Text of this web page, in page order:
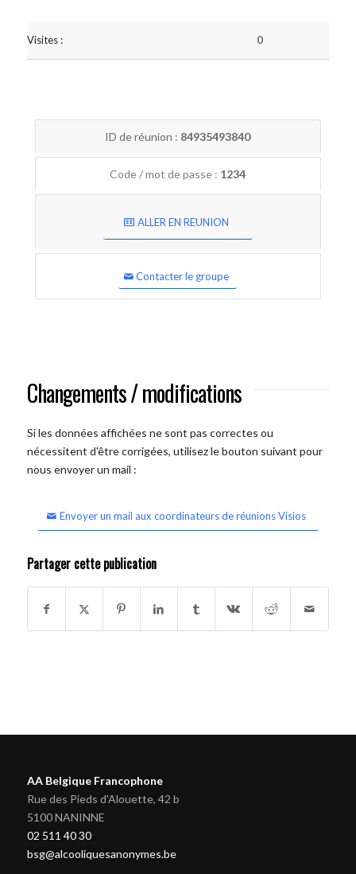
Visites : 0
ID de réunion : 84935493840
Code / mot de passe : 1234
ALLER EN REUNION
Contacter le groupe
Changements / modifications
Si les données affichées ne sont pas correctes ou
nécessitent d'être corrigées, utilisez le bouton suivant pour
nous envoyer un mail :
Envoyer un mail aux coordinateurs de réunions Visios
Partager cette publication
AA Belgique Francophone
Rue des Pieds d'Alouette, 42 b
5100 NANINNE
02 511 40 30
bsg@alcooliquesanonymes.be